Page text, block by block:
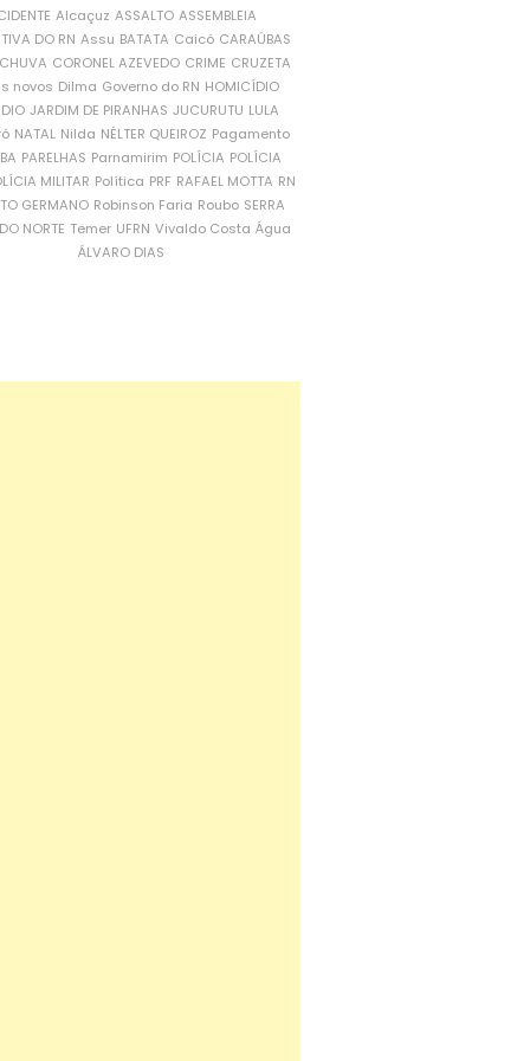
Alcaçuz ASSALTO ASSEMBLEIA
DO RN Assu BATATA Caicó CARAÚBAS
CORONEL AZEVEDO CRIME CRUZETA
novos Dilma Governo do RN HOMICÍDIO
JARDIM DE PIRANHAS JUCURUTU LULA
NATAL Nilda NÉLTER QUEIROZ Pagamento
PARELHAS Parnamirim POLÍCIA POLÍCIA
MILITAR Política PRF RAFAEL MOTTA RN
GERMANO Robinson Faria Roubo SERRA
NORTE Temer UFRN Vivaldo Costa Água
ÁLVARO DIAS